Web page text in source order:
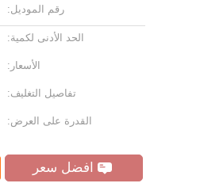
رقم الموديل:
الحد الأدنى لكمية:
الأسعار:
تفاصيل التغليف:
القدرة على العرض:
افضل سعر